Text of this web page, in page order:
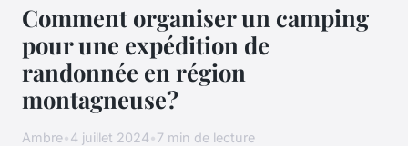
Comment organiser un camping
pour une expédition de
randonnée en région
montagneuse?
Ambre•4 juillet 2024•7 min de lecture